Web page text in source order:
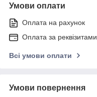
Умови оплати
Оплата на рахунок
Оплата за реквізитами
Всі умови оплати
Умови повернення